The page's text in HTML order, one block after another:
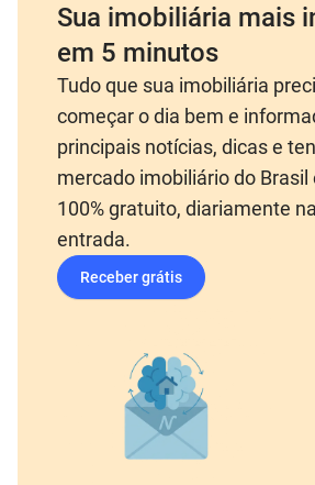
Sua imobiliária mais
em 5 minutos
Tudo que sua imobiliária
começar o dia bem e
principais notícias, dicas e
mercado imobiliário do Brasil
100% gratuito, diariamente
entrada.
Receber grátis